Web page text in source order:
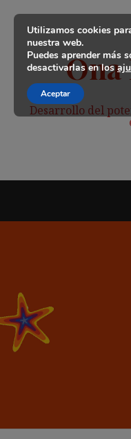
contenido
Ona
Desarrollo del
Utilizamos cookies
nuestra web.
Puedes aprender más
desactivarlas en los
Aceptar